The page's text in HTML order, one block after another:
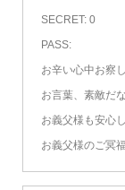
SECRET: 0
PASS:
お辛い心中お察
お言葉、素敵だ
お義父様も安心
お義父様のご冥